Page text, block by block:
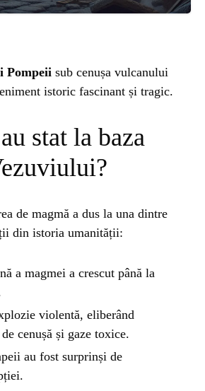
Pompeii sub cenușa vulcanului
istoric fascinant și tragic.
stat la baza
de magmă a dus la una dintre
din istoria umanității:
a magmei a crescut până la
violentă, eliberând
cenușă și gaze toxice.
au fost surprinși de
Defileuri a Încetinit Rotația
Mit sau Realitate?
ago
5 cele mai bune seriale